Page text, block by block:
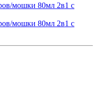
мошки 80мл 2в1 с
мошки 80мл 2в1 с